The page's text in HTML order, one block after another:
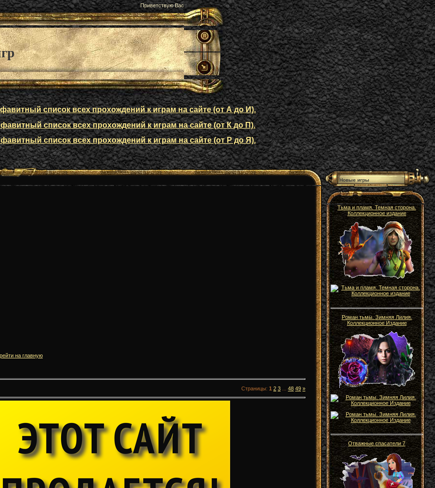
Приветствую Вас
список всех прохождений к играм на сайте (от А до И).
список всех прохождений к играм на сайте (от К до П).
список всех прохождений к играм на сайте (от Р до Я).
на главную
Страницы: 1 2 3 48 49 »
Новые игры
Тьма и пламя. Темная сторона.
Коллекционное издание
Роман тьмы. Зимняя Лилия.
Коллекционное Издание
Отважные спасатели 7